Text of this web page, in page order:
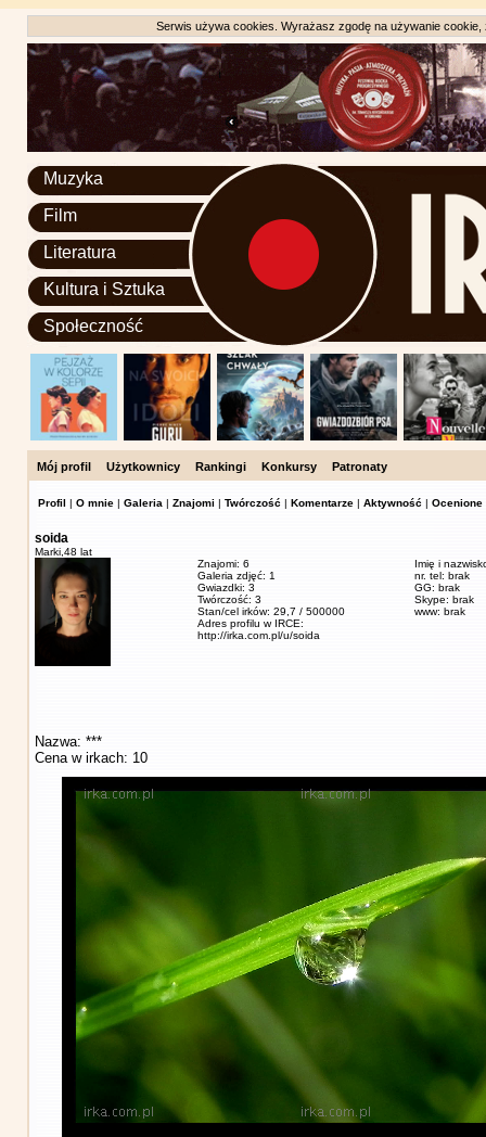
Serwis używa cookies. Wyrażasz zgodę na używanie
Muzyka
Film
Literatura
Kultura i Sztuka
Społeczność
Mój profil Użytkownicy Rankingi Konkursy Patronaty
Profil | O mnie | Galeria | Znajomi | Twórczość | Komentarze | Aktywność | Ocenione
soida
Marki, 48 lat
Znajomi: 6
Galeria zdjęć: 1
Gwiazdki: 3
Twórczość: 3
Stan/cel irków: 29,7 / 500000
Adres profilu w IRCE:
http://irka.com.pl/u/soida
Imię i
nr. tel: brak
GG: brak
Skype: brak
www: brak
Nazwa: ***
Cena w irkach: 10